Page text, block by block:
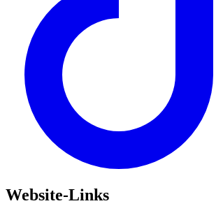
Website-Links